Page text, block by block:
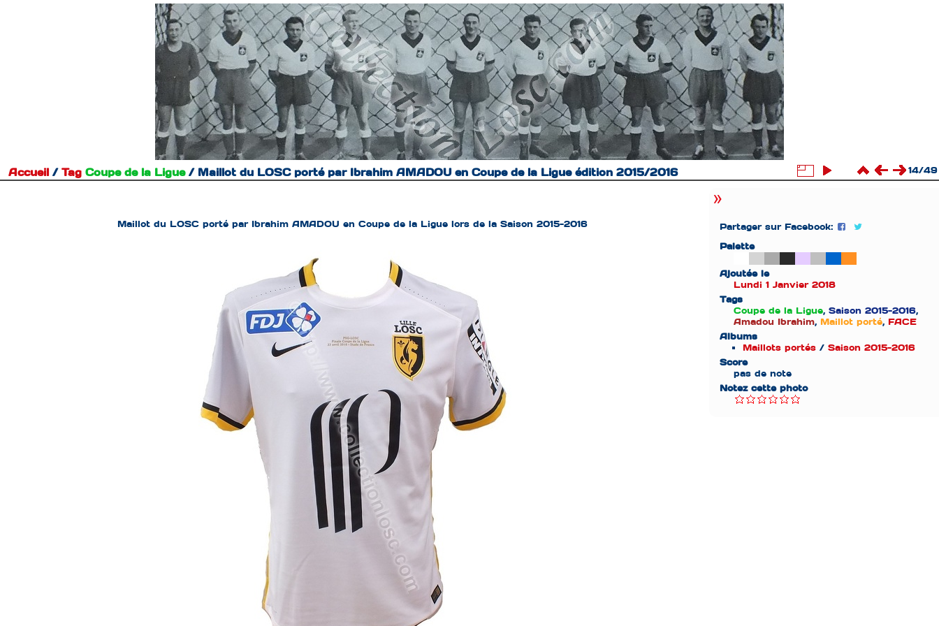
Accueil / Tag Coupe de la Ligue/ Maillot du LOSC porté par Ibrahim AMADOU en Coupe de la Ligue édition 2015/2016 14/49
Maillot du LOSC porté par Ibrahim AMADOU en Coupe de la Ligue lors de la Saison 2015-2016
Partager sur Facebook:
Palette
Ajoutée le
Lundi 1 Janvier 2018
Tags
Coupe de la Ligue, Saison 2015-2016,
Amadou Ibrahim, Maillot porté, FACE
Albums
Maillots portés/ Saison 2015-2016
Score
pas de note
Notez cette photo